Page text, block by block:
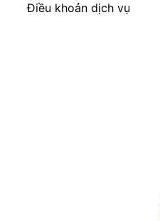
Điều khoản dịch vụ